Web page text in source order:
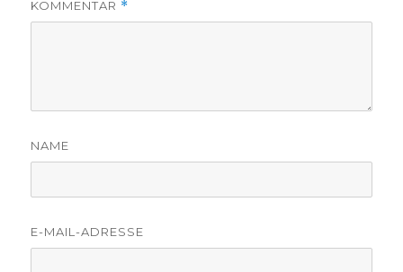
KOMMENTAR *
NAME
E-MAIL-ADRESSE